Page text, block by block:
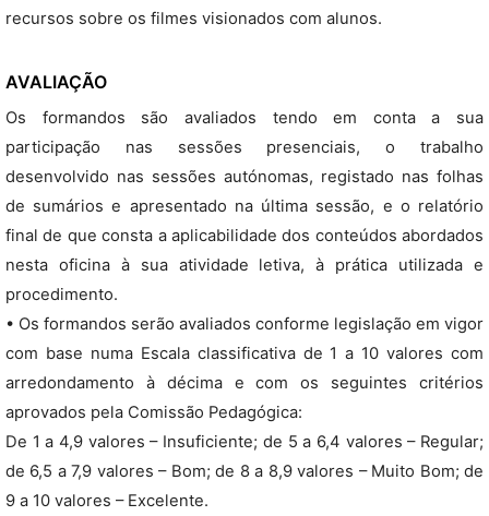
recursos sobre os filmes visionados com alunos.
AVALIAÇÃO
Os formandos são avaliados tendo em conta a sua
participação nas sessões presenciais, o trabalho
desenvolvido nas sessões autónomas, registado nas folhas
de sumários e apresentado na última sessão, e o relatório
final de que consta a aplicabilidade dos conteúdos abordados
nesta oficina à sua atividade letiva, à prática utilizada e
procedimento.
• Os formandos serão avaliados conforme legislação em vigor
com base numa Escala classificativa de 1 a 10 valores com
arredondamento à décima e com os seguintes critérios
aprovados pela Comissão Pedagógica:
De 1 a 4,9 valores – Insuficiente; de 5 a 6,4 valores – Regular;
de 6,5 a 7,9 valores – Bom; de 8 a 8,9 valores – Muito Bom; de
9 a 10 valores – Excelente.